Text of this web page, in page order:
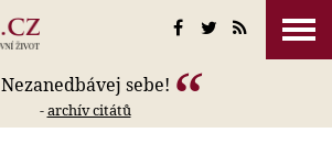
Nezanedbávej sebe!
-archív citátů